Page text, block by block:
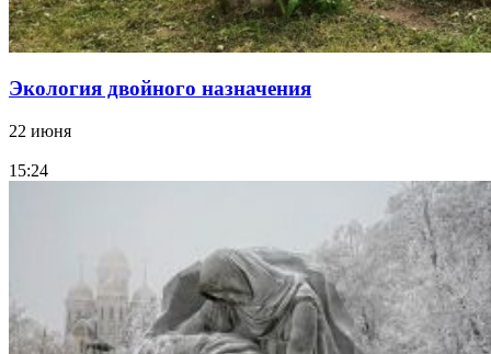
Экология двойного назначения
22 июня
15:24